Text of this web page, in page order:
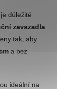
, je důležité
zavazadla
tak, aby
a bez
ideální na